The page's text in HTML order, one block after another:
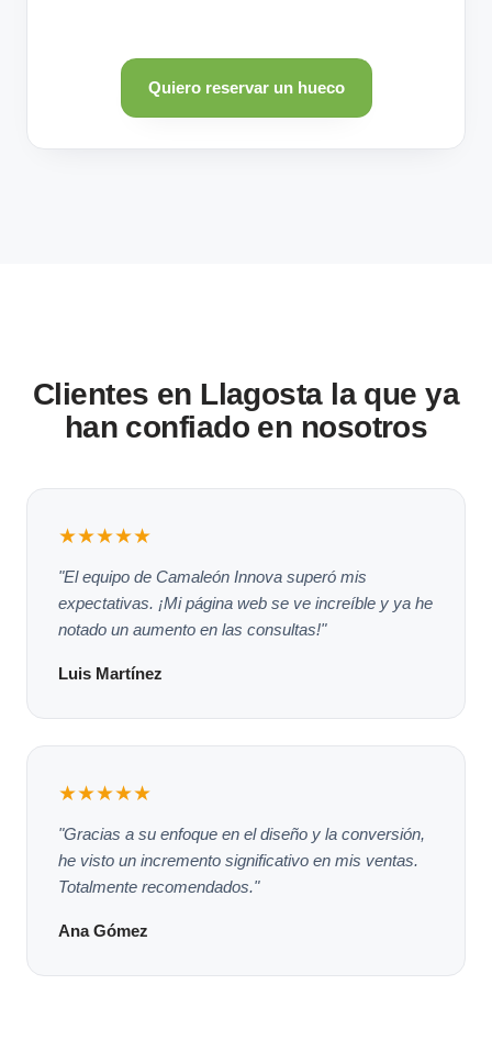
Quiero reservar un hueco
Clientes en Llagosta la que ya
han confiado en nosotros
★★★★★
"El equipo de Camaleón Innova superó mis
expectativas. ¡Mi página web se ve increíble y ya he
notado un aumento en las consultas!"
Luis Martínez
★★★★★
"Gracias a su enfoque en el diseño y la conversión,
he visto un incremento significativo en mis ventas.
Totalmente recomendados."
Ana Gómez